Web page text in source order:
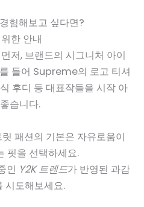
험해보고 싶다면?
한 안내
저, 브랜드의 시그니처 아이
들어 Supreme의 로고 티셔
후디 등 대표작들을 시작 아
습니다.
릿 패션의 기본은 자유로움이
핏을 선택하세요.
인 Y2K 트렌드가 반영된 과감
시도해보세요.